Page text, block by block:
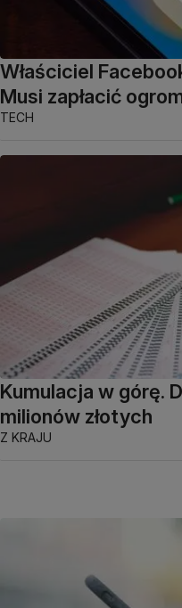
Właściciel
Musi zapłacić
TECH
Kumulacja w górę.
milionów złotych
Z KRAJU